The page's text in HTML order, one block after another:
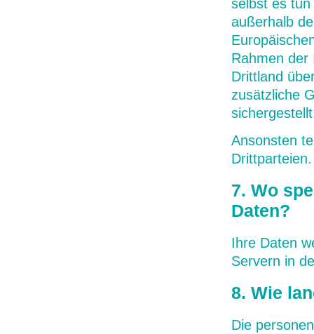
selbst es
außerhalb
Rahmen der
Drittland
zusätzliche
Ansonsten
Drittparteien.
7. Wo
Daten?
Ihre Daten
Servern in
8. Wie
Die